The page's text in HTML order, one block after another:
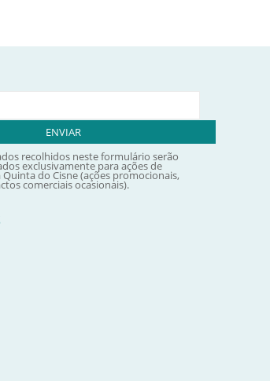
recolhidos neste formulário serão
exclusivamente para ações de
do Cisne (ações promocionais,
comerciais ocasionais).